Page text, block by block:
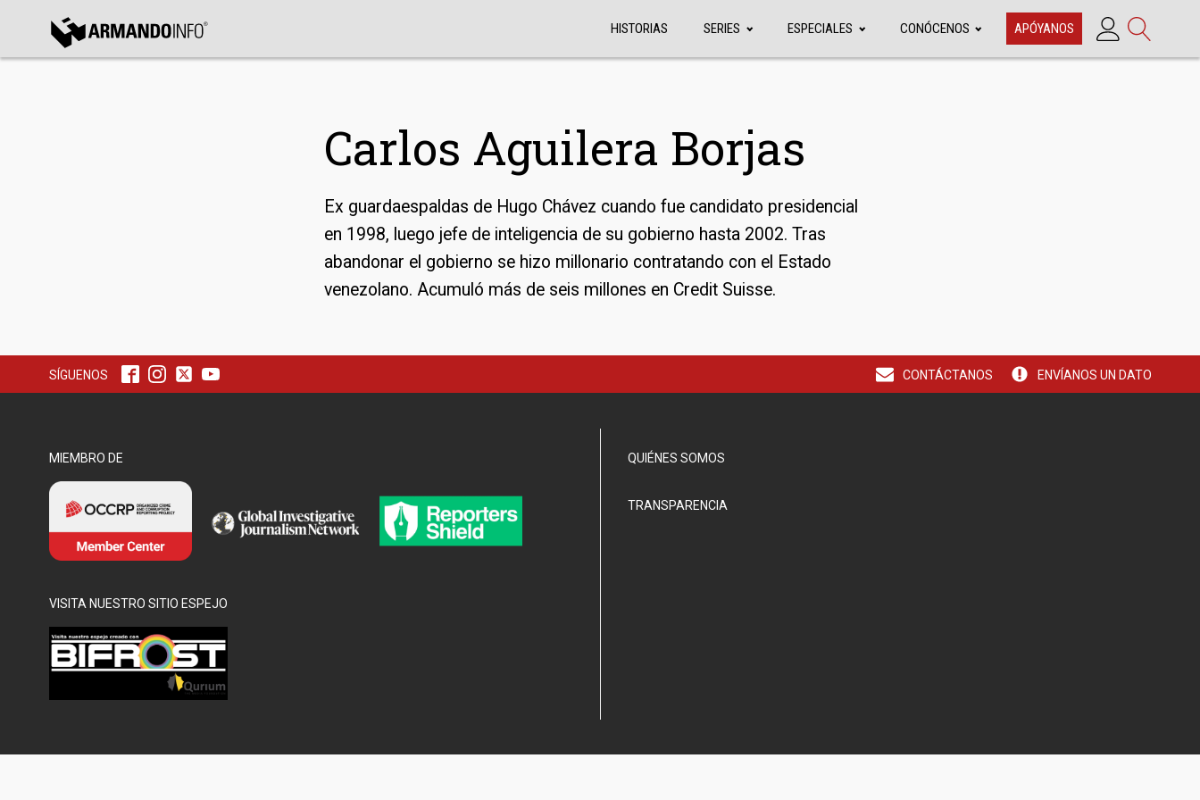
HISTORIAS SERIES ESPECIALES CONÓCENOS APÓYANOS
Carlos Aguilera Borjas
Ex guardaespaldas de Hugo Chávez cuando fue candidato presidencial
en 1998, luego jefe de inteligencia de su gobierno hasta 2002. Tras
abandonar el gobierno se hizo millonario contratando con el Estado
venezolano. Acumuló más de seis millones en Credit Suisse.
SÍGUENOS CONTÁCTANOS ENVÍANOS UN DATO
MIEMBRO DE
VISITA NUESTRO SITIO ESPEJO
QUIÉNES SOMOS
TRANSPARENCIA